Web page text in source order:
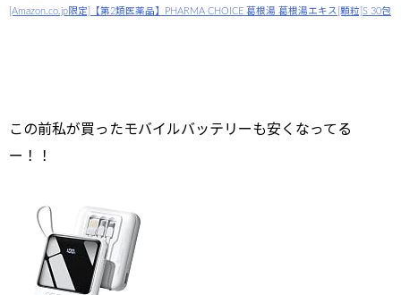
[Amazon.co.jp限定]【第2類医薬品】PHARMA CHOICE 葛根湯 葛根湯エキス[顆粒]S 30包
この前私が買ったモバイルバッテリーも安くなってる
ー！！